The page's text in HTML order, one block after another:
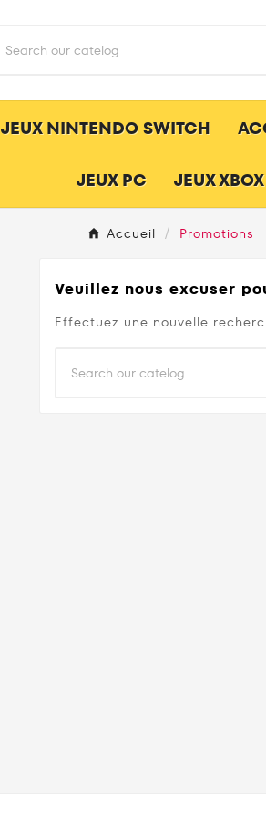
JEUX NINTENDO SWITCH
JEUX PC JEUX XBOX
Accueil Promotions
Veuillez nous excuser
Effectuez une nouvelle